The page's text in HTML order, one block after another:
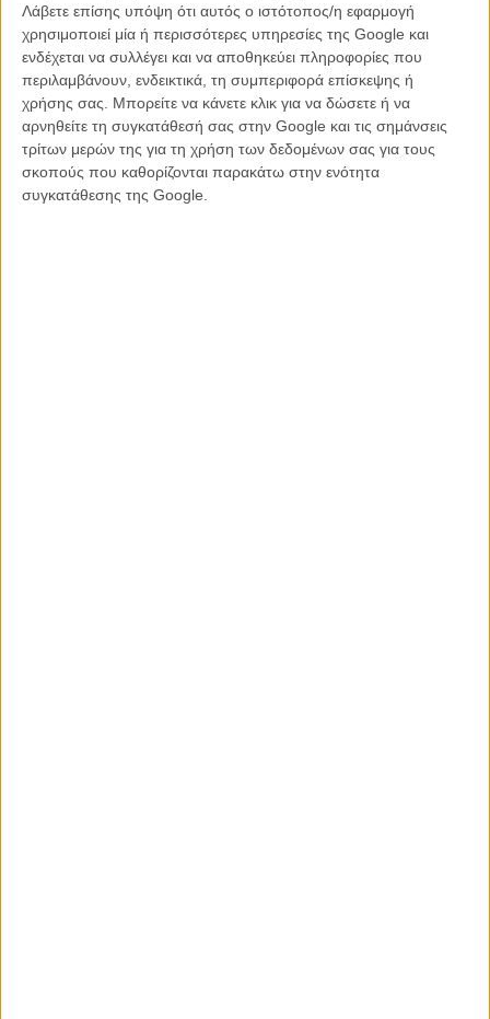
Λάβετε επίσης υπόψη ότι αυτός ο ιστότοπος/η εφαρμογή
χρησιμοποιεί μία ή περισσότερες υπηρεσίες της Google και
ενδέχεται να συλλέγει και να αποθηκεύει πληροφορίες που
περιλαμβάνουν, ενδεικτικά, τη συμπεριφορά επίσκεψης ή
χρήσης σας. Μπορείτε να κάνετε κλικ για να δώσετε ή να
αρνηθείτε τη συγκατάθεσή σας στην Google και τις σημάνσεις
τρίτων μερών της για τη χρήση των δεδομένων σας για τους
σκοπούς που καθορίζονται παρακάτω στην ενότητα
συγκατάθεσης της Google.
Μπογιέκα έναν Τζεντάι, η Ντέιζι Ρίντλει την κόρη του Χαν Σόλο και
της Πριγκίπισσας Λέια.
To «Star Wars VII», που θα διαδραματίζεται 30 χρόνια μετά τα
γεγονότα της «Επιστροφής των Τζεντάι», υπογράφει στη
σκηνοθεσία ο Τζέι Τζέι Εϊμπραμς, το σενάριο υπογράφει ο ίδιος και
ο Λόρενς Κάσνταν, ενώ ο Τζον Γουίλιαμς επιστρέφει για να γράψει
τη μουσική στο νέο επεισόδιο της πιο διάσημης saga του σινεμά, το
οποίο αναμένεται στις αίθουσες στις 18 Δεκεμβρίου του 2015.